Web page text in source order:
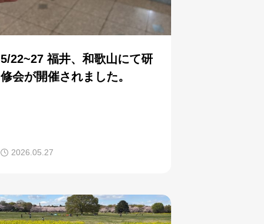
5/22~27 福井、和歌山にて研
修会が開催されました。
2026.05.27